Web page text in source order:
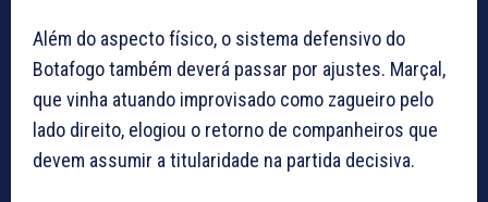
Além do aspecto físico, o sistema defensivo do
Botafogo também deverá passar por ajustes. Marçal,
que vinha atuando improvisado como zagueiro pelo
lado direito, elogiou o retorno de companheiros que
devem assumir a titularidade na partida decisiva.